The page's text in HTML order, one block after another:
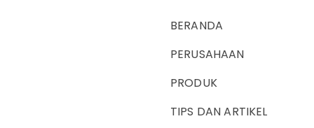
BERANDA
PERUSAHAAN
PRODUK
TIPS DAN ARTIKEL